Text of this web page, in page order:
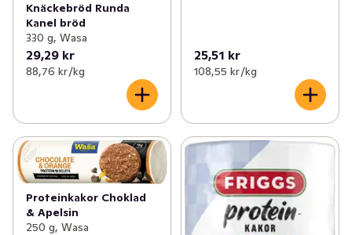
Knäckebröd Runda
Kanel bröd
330 g, Wasa
29,29 kr
88,76 kr /kg
25,51 kr
108,55 kr /kg
Proteinkakor Choklad
& Apelsin
250 g, Wasa